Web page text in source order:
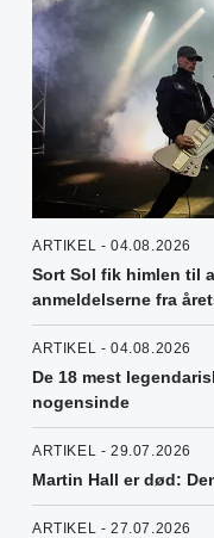
ARTIKEL - 04.08.2026
Sort Sol fik himlen til
anmeldelserne fra
ARTIKEL - 04.08.2026
De 18 mest
nogensinde
ARTIKEL - 29.07.2026
Martin Hall er død:
ARTIKEL - 27.07.2026